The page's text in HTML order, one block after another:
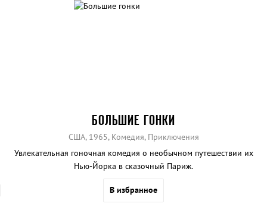
БОЛЬШИЕ ГОНКИ
США, 1965, Комедия, Приключения
Увлекательная гоночная комедия о необычном путешествии их
Нью-Йорка в сказочный Париж.
В избранное